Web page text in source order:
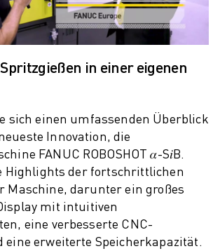
POST & PAKET
in einer eigenen
sich einen umfassenden Überblick
Innovation, die
FANUC ROBOSHOT 𝛼-S𝑖B.
Highlights der fortschrittlichen
Maschine, darunter ein großes
mit intuitiven
eine verbesserte CNC-
eine erweiterte Speicherkapazität.